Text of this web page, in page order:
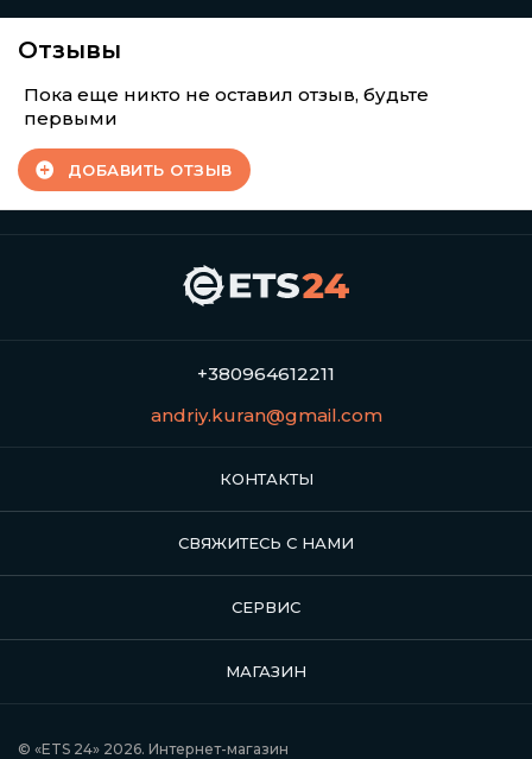
Отзывы
Пока еще никто не оставил отзыв, будьте
первыми
ДОБАВИТЬ ОТЗЫВ
+380964612211
andriy.kuran@gmail.com
КОНТАКТЫ
СВЯЖИТЕСЬ С НАМИ
СЕРВИС
МАГАЗИН
© «ETS 24» 2026. Интернет-магазин